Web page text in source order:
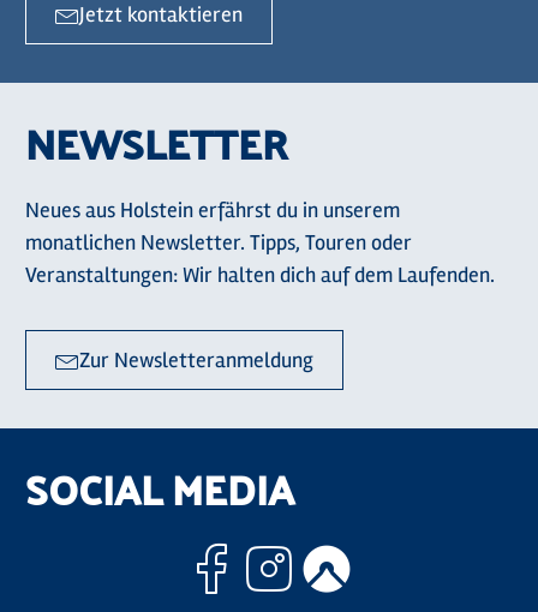
Jetzt kontaktieren
NEWSLETTER
Neues aus Holstein erfährst du in unserem
monatlichen Newsletter. Tipps, Touren oder
Veranstaltungen: Wir halten dich auf dem Laufenden.
Zur Newsletteranmeldung
SOCIAL MEDIA
Facebook
Instagram